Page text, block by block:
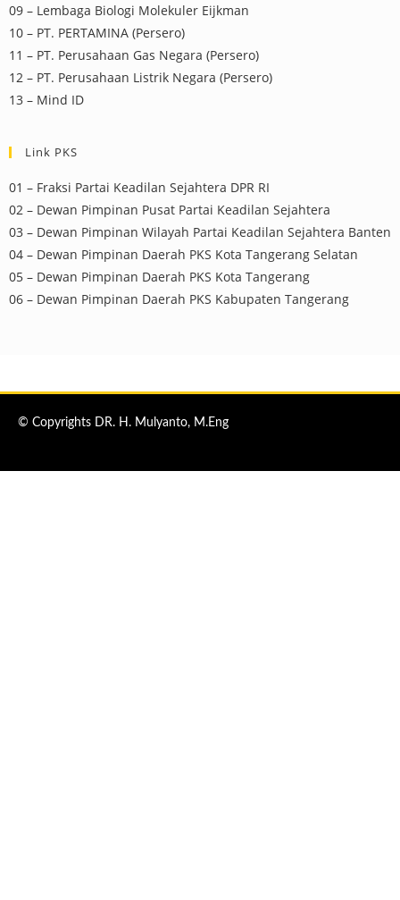
09 – Lembaga Biologi Molekuler Eijkman
10 – PT. PERTAMINA (Persero)
11 – PT. Perusahaan Gas Negara (Persero)
12 – PT. Perusahaan Listrik Negara (Persero)
13 – Mind ID
Link PKS
01 – Fraksi Partai Keadilan Sejahtera DPR RI
02 – Dewan Pimpinan Pusat Partai Keadilan Sejahtera
03 – Dewan Pimpinan Wilayah Partai Keadilan Sejahtera Banten
04 – Dewan Pimpinan Daerah PKS Kota Tangerang Selatan
05 – Dewan Pimpinan Daerah PKS Kota Tangerang
06 – Dewan Pimpinan Daerah PKS Kabupaten Tangerang
© Copyrights DR. H. Mulyanto, M.Eng